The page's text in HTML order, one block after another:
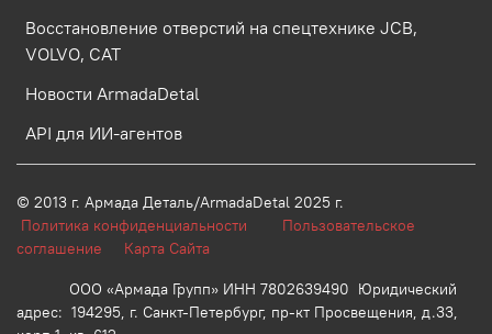
Восстановление отверстий на спецтехнике JCB,
VOLVO, CAT
Новости ArmadaDetal
API для ИИ-агентов
© 2013 г. Армада Деталь/ArmadaDetal 2025 г.
Политика конфиденциальности
Пользовательское
соглашение Карта Сайта
ООО «Армада Групп» ИНН 7802639490 Юридический
адрес: 194295, г. Санкт-Петербург, пр-кт Просвещения, д.33,